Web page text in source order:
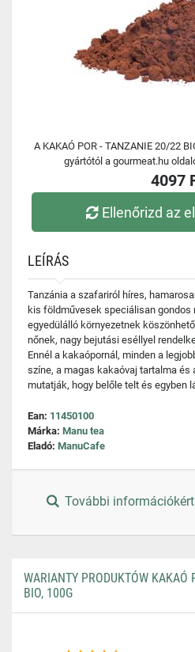
A KAKAÓ POR - TANZANIE 20/22
gyártótól a gourmeat.hu
4097
Ellenőrizd az
LEÍRÁS
Tanzánia a szafariról híres,
kis földművesek speciálisan gondos
egyedülálló környezetnek
nőnek, nagy bejutási eséllyel
Ennél a kakaópornál, minden a
színe, a magas kakaóvaj tartalma és
mutatják, hogy belőle telt és egyben
Ean: 11450100
Márka: Manu tea
Eladó: ManuCafe
További
WARIANTY PRODUKTÓW
BIO, 100G